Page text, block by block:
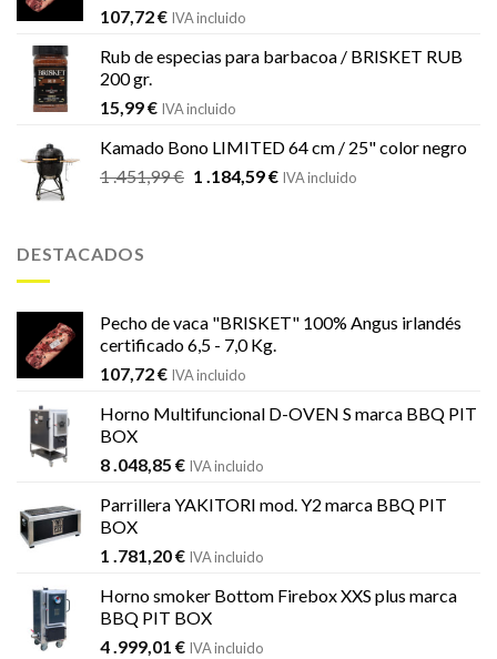
107,72€ IVA incluido
Rub de especias para barbacoa / BRISKET RUB
200 gr.
15,99€ IVA incluido
Kamado Bono LIMITED 64 cm / 25" color negro
1 .451,99€ El
1 .184,59€ElIVA incluido
DESTACADOS
Pecho de vaca "BRISKET" 100% Angus irlandés
certificado 6,5 - 7,0 Kg.
107,72€ IVA incluido
Horno Multifuncional D-OVEN S marca BBQ PIT
BOX
8 .048,85 € IVA incluido
Parrillera YAKITORI mod. Y2 marca BBQ PIT
BOX
1 .781,20€ IVA incluido
Horno smoker Bottom Firebox XXS plus marca
BBQ PIT BOX
4 .999,01 € IVA incluido